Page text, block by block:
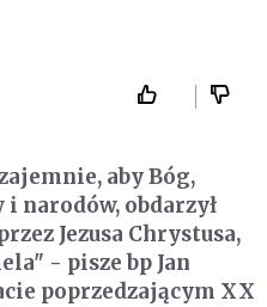
aby Bóg,
narodów, obdarzył
Jezusa Chrystusa,
- pisze bp Jan
poprzedzającym XX